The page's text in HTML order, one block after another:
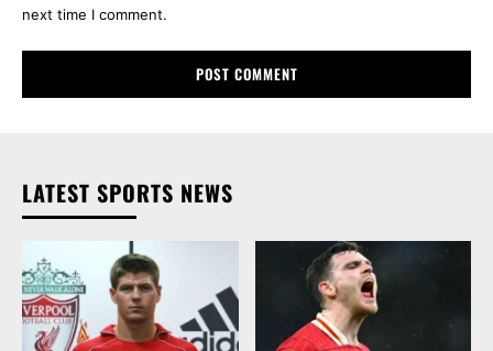
next time I comment.
LATEST SPORTS NEWS